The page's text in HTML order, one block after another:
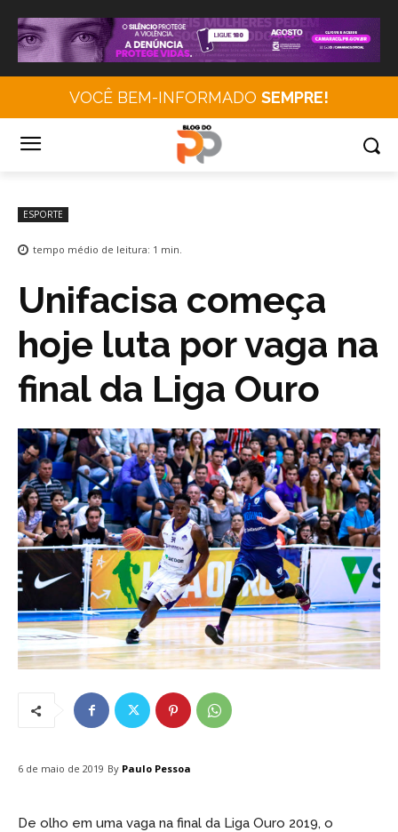
VOCÊ BEM-INFORMADO SEMPRE!
ESPORTE
tempo médio de leitura: 1 min.
Unifacisa começa
hoje luta por vaga na
final da Liga Ouro
6 de maio de 2019 By Paulo Pessoa
De olho em uma vaga na final da Liga Ouro 2019, o